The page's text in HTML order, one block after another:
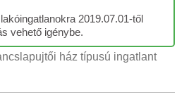
2019.07.01-től
vehető igénybe.
ház típusú ingatlant